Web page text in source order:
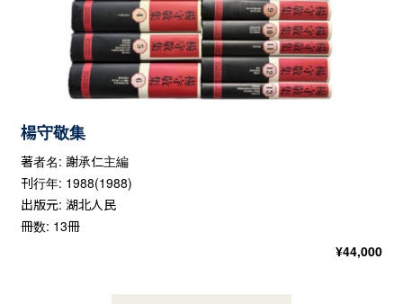
楊守敬集
著者名: 謝承仁主編
刊行年: 1988(1988)
出版元: 湖北人民
冊数: 13冊
¥44,000